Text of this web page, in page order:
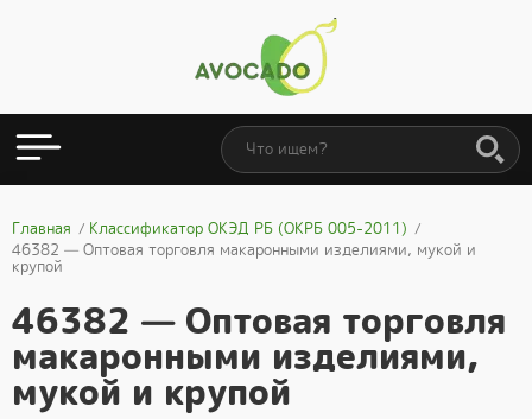
Главная
Классификатор ОКЭД РБ (ОКРБ 005-2011)
46382 — Оптовая торговля макаронными изделиями, мукой и
крупой
46382 — Оптовая торговля
макаронными изделиями,
мукой и крупой